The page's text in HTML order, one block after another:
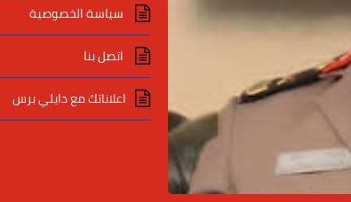
سياسة الخصوصية
اتصل بنا
اعلاناتك مع دايلي برس